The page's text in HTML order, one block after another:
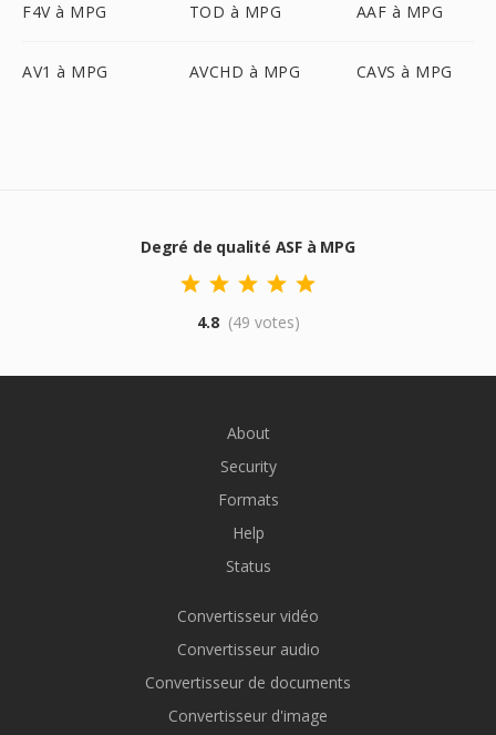
F4V à MPG TOD à MPG AAF à MPG
AV1 à MPG AVCHD à MPG CAVS à MPG
Degré de qualité ASF à MPG
4.8 (49 votes)
About
Security
Formats
Help
Status
Convertisseur vidéo
Convertisseur audio
Convertisseur de documents
Convertisseur d'image